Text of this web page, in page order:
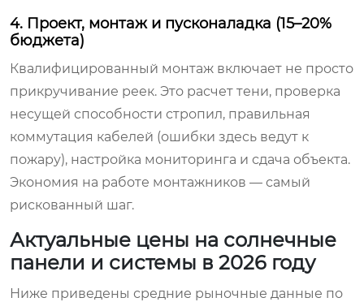
4. Проект, монтаж и пусконаладка (15–20%
бюджета)
Квалифицированный монтаж включает не просто
прикручивание реек. Это расчет тени, проверка
несущей способности стропил, правильная
коммутация кабелей (ошибки здесь ведут к
пожару), настройка мониторинга и сдача объекта.
Экономия на работе монтажников — самый
рискованный шаг.
Актуальные цены на солнечные
панели и системы в 2026 году
Ниже приведены средние рыночные данные по